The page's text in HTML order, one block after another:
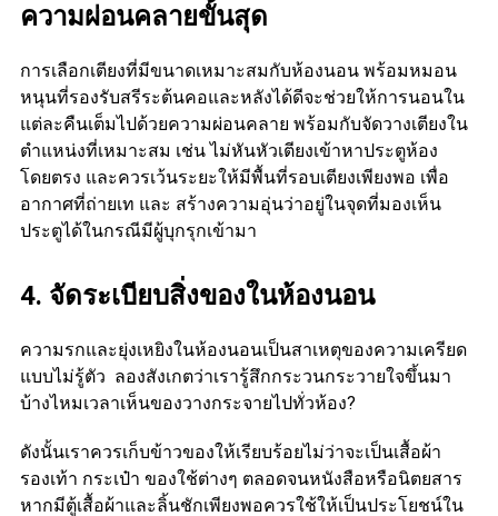
ความผ่อนคลายขั้นสุด
การเลือกเตียงที่มีขนาดเหมาะสมกับห้องนอน พร้อมหมอน
หนุนที่รองรับสรีระต้นคอและหลังได้ดีจะช่วยให้การนอนใน
แต่ละคืนเต็มไปด้วยความผ่อนคลาย พร้อมกับจัดวางเตียงใน
ตำแหน่งที่เหมาะสม เช่น ไม่หันหัวเตียงเข้าหาประตูห้อง
โดยตรง และควรเว้นระยะให้มีพื้นที่รอบเตียงเพียงพอ เพื่อ
อากาศที่ถ่ายเท และ สร้างความอุ่นว่าอยู่ในจุดที่มองเห็น
ประตูได้ในกรณีมีผู้บุกรุกเข้ามา
4. จัดระเบียบสิ่งของในห้องนอน
ความรกและยุ่งเหยิงในห้องนอนเป็นสาเหตุของความเครียด
แบบไม่รู้ตัว ลองสังเกตว่าเรารู้สึกกระวนกระวายใจขึ้นมา
บ้างไหมเวลาเห็นของวางกระจายไปทั่วห้อง?
ดังนั้นเราควรเก็บข้าวของให้เรียบร้อยไม่ว่าจะเป็นเสื้อผ้า
รองเท้า กระเป๋า ของใช้ต่างๆ ตลอดจนหนังสือหรือนิตยสาร
หากมีตู้เสื้อผ้าและลิ้นชักเพียงพอควรใช้ให้เป็นประโยชน์ใน